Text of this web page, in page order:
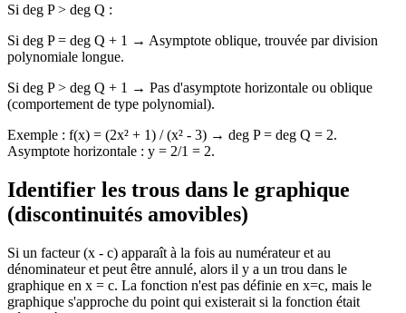
Si deg P > deg Q :
Si deg P = deg Q + 1 → Asymptote oblique, trouvée par division
polynomiale longue.
Si deg P > deg Q + 1 → Pas d'asymptote horizontale ou oblique
(comportement de type polynomial).
Exemple : f(x) = (2x² + 1) / (x² - 3) → deg P = deg Q = 2.
Asymptote horizontale : y = 2/1 = 2.
Identifier les trous dans le graphique
(discontinuités amovibles)
Si un facteur (x - c) apparaît à la fois au numérateur et au
dénominateur et peut être annulé, alors il y a un trou dans le
graphique en x = c. La fonction n'est pas définie en x=c, mais le
graphique s'approche du point qui existerait si la fonction était